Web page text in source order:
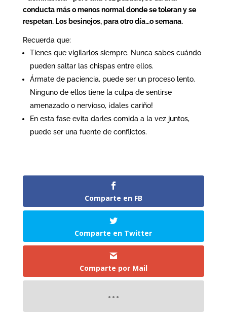
conducta más o menos normal donde se toleran y se
respetan. Los besinejos, para otro día…o semana.
Recuerda que:
Tienes que vigilarlos siempre. Nunca sabes cuándo
pueden saltar las chispas entre ellos.
Ármate de paciencia, puede ser un proceso lento.
Ninguno de ellos tiene la culpa de sentirse
amenazado o nervioso, ¡dales cariño!
En esta fase evita darles comida a la vez juntos,
puede ser una fuente de conflictos.
Comparte en FB
Comparte en Twitter
Comparte por Mail